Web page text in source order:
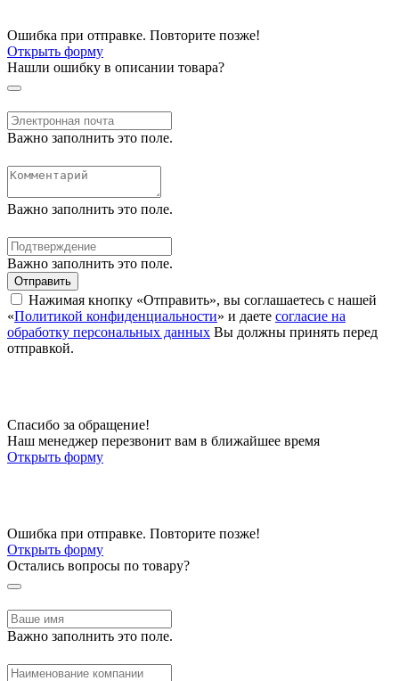
Ошибка при отправке. Повторите позже!
Открыть форму
Нашли ошибку в описании товара?
Важно заполнить это поле.
Важно заполнить это поле.
Важно заполнить это поле.
Отправить
Нажимая кнопку «Отправить», вы соглашаетесь с нашей
«Политикой конфиденциальности» и даете согласие на
обработку персональных данных Вы должны принять перед
отправкой.
Спасибо за обращение!
Наш менеджер перезвонит вам в ближайшее время
Открыть форму
Ошибка при отправке. Повторите позже!
Открыть форму
Остались вопросы по товару?
Важно заполнить это поле.